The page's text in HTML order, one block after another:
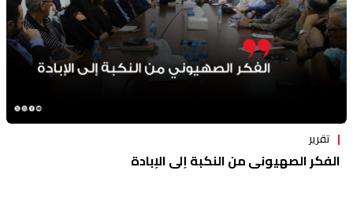
تقرير
الفكر الصهيوني من النكبة إلى الإبادة